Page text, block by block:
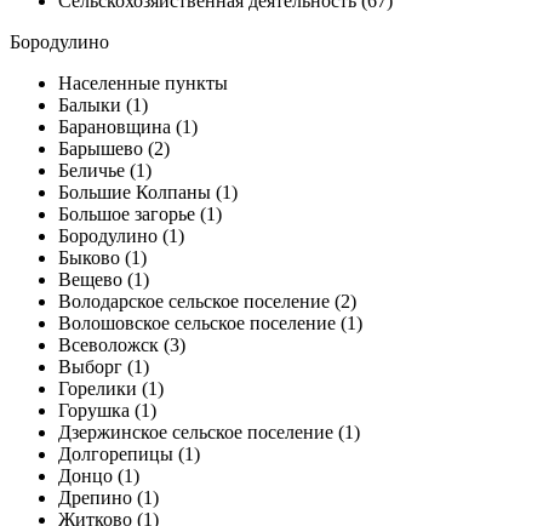
Бородулино
Населенные пункты
Балыки (1)
Барановщина (1)
Барышево (2)
Беличье (1)
Большие Колпаны (1)
Большое загорье (1)
Бородулино (1)
Быково (1)
Вещево (1)
Володарское сельское поселение (2)
Волошовское сельское поселение (1)
Всеволожск (3)
Выборг (1)
Горелики (1)
Горушка (1)
Дзержинское сельское поселение (1)
Долгорепицы (1)
Донцо (1)
Дрепино (1)
Житково (1)